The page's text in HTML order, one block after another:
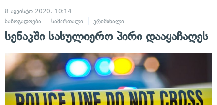
8 აგვისტო 2020, 10:14
საზოგადოება
სამართალი კრიმინალი
სენაკში სასულიერო პირი დააყაჩაღეს